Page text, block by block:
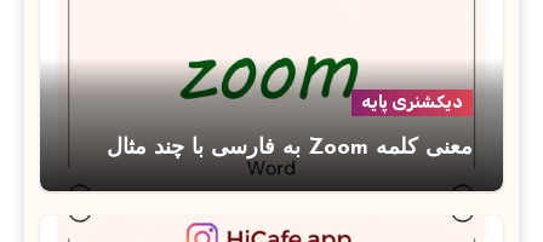
دیکشنری پایه
معنی کلمه Zoom به فارسی با چند مثال